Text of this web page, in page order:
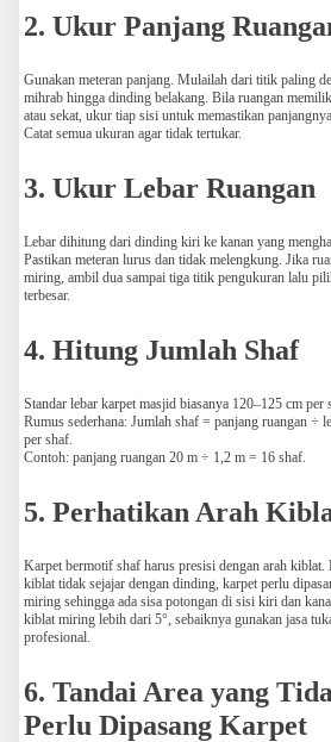
2. Ukur Panjang
Gunakan meteran panjang. Mulailah dari titik paling
mihrab hingga dinding belakang. Bila ruangan
atau sekat, ukur tiap sisi untuk memastikan
Catat semua ukuran agar tidak tertukar.
3. Ukur Lebar Ruangan
Lebar dihitung dari dinding kiri ke kanan yang
Pastikan meteran lurus dan tidak melengkung. Jika
miring, ambil dua sampai tiga titik pengukuran lalu
terbesar.
4. Hitung Jumlah Shaf
Standar lebar karpet masjid biasanya 120–125 cm per
Rumus sederhana: Jumlah shaf = panjang ruangan ÷
per shaf.
Contoh: panjang ruangan 20 m ÷ 1,2 m = 16 shaf.
5. Perhatikan Arah
Karpet bermotif shaf harus presisi dengan arah kiblat.
kiblat tidak sejajar dengan dinding, karpet perlu
miring sehingga ada sisa potongan di sisi kiri dan
kiblat miring lebih dari 5°, sebaiknya gunakan jasa
profesional.
6. Tandai Area yang
Perlu Dipasang Karpet